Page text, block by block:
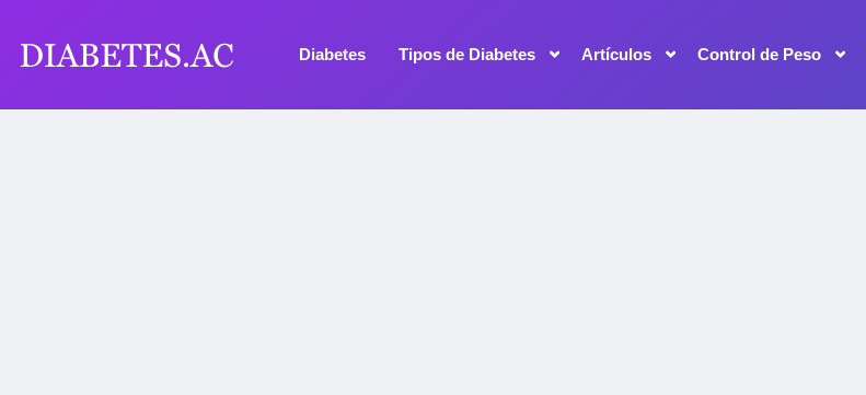
Diabetes Tipos de Diabetes Artículos Control de Peso